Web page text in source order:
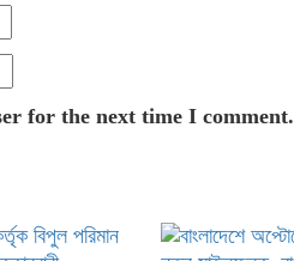
for the next time I comment.